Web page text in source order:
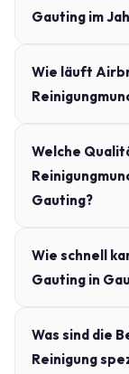
Gauting im
Wie läuft
Welche
Gauting?
Wie schnell
Gauting in
Was sind die
Reinigung